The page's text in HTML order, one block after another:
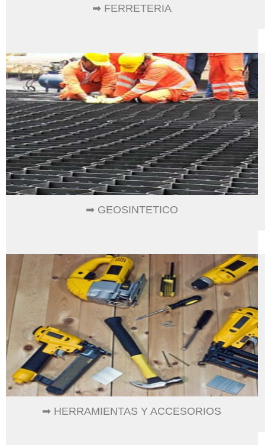
➡ FERRETERIA
➡ GEOSINTETICO
➡ HERRAMIENTAS Y ACCESORIOS